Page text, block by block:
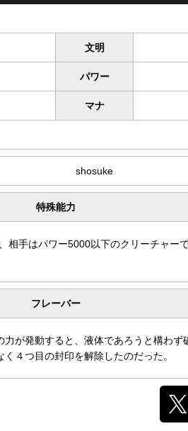
文明
パワー
マナ
shosuke
特殊能力
相手はパワー5000以下のクリーチャー
フレーバー
力が発動すると、液体であろうと構わず
４つ目の封印を解除したのだった。